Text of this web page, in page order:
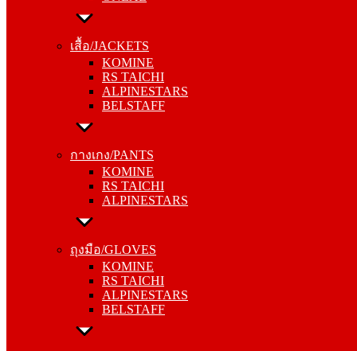
เสื้อ/JACKETS
KOMINE
RS TAICHI
ALPINESTARS
BELSTAFF
กางเกง/PANTS
KOMINE
RS TAICHI
ALPINESTARS
ถุงมือ/GLOVES
KOMINE
RS TAICHI
ALPINESTARS
BELSTAFF
เสื้อ/JACKETS
RS TAICHI
ALPINESTARS
BELSTAFF
กางเกง/PANTS
RS TAICHI
ALPINESTARS
ถุงมือ/GLOVES
RS TAICHI
ALPINESTARS
BELSTAFF
รองเท้า/BOOTS